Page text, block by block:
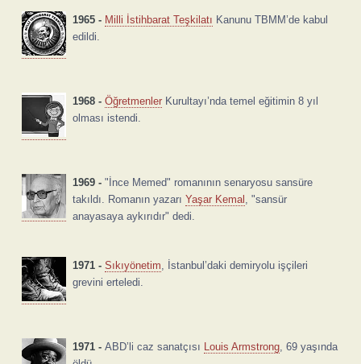
1965 - Milli İstihbarat Teşkilatı Kanunu TBMM’de kabul
edildi.
1968 - ÖğretmenlerKurultayı’nda temel eğitimin 8 yıl
olması istendi.
1969 - "İnce Memed" romanının senaryosu sansüre
takıldı. Romanın yazarı Yaşar Kemal , "sansür
anayasaya aykırıdır" dedi.
1971 - Sıkıyönetim, İstanbul’daki demiryolu işçileri
grevini erteledi.
1971 - ABD’li caz sanatçısı Louis Armstrong, 69 yaşında